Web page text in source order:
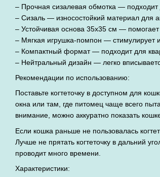
– Прочная сизалевая обмотка — подходит
– Сизаль — износостойкий материал для
– Устойчивая основа 35x35 см — помогает
– Мягкая игрушка-помпон — стимулирует
– Компактный формат — подходит для
– Нейтральный дизайн — легко
Рекомендации по использованию:
Поставьте когтеточку в доступном для
окна или там, где питомец чаще всего
внимание, можно аккуратно показать
Если кошка раньше не пользовалась
Лучше не прятать когтеточку в дальний
проводит много времени.
Характеристики: